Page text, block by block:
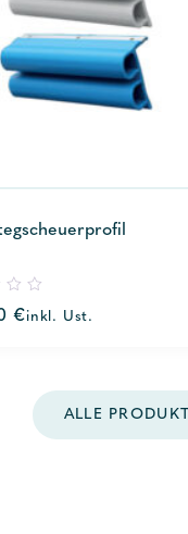
€inkl. Ust.
ALLE